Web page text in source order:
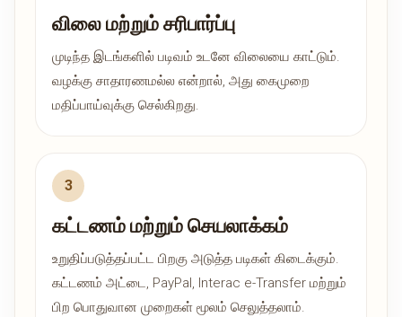
விலை மற்றும் சரிபார்ப்பு
முடிந்த இடங்களில் படிவம் உடனே விலையை காட்டும்.
வழக்கு சாதாரணமல்ல என்றால், அது கைமுறை
மதிப்பாய்வுக்கு செல்கிறது.
கட்டணம் மற்றும் செயலாக்கம்
உறுதிப்படுத்தப்பட்ட பிறகு அடுத்த படிகள் கிடைக்கும்.
கட்டணம் அட்டை, PayPal, Interac e-Transfer மற்றும்
பிற பொதுவான முறைகள் மூலம் செலுத்தலாம்.